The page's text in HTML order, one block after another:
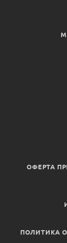
ОФЕРТА
ПОЛИТИКА